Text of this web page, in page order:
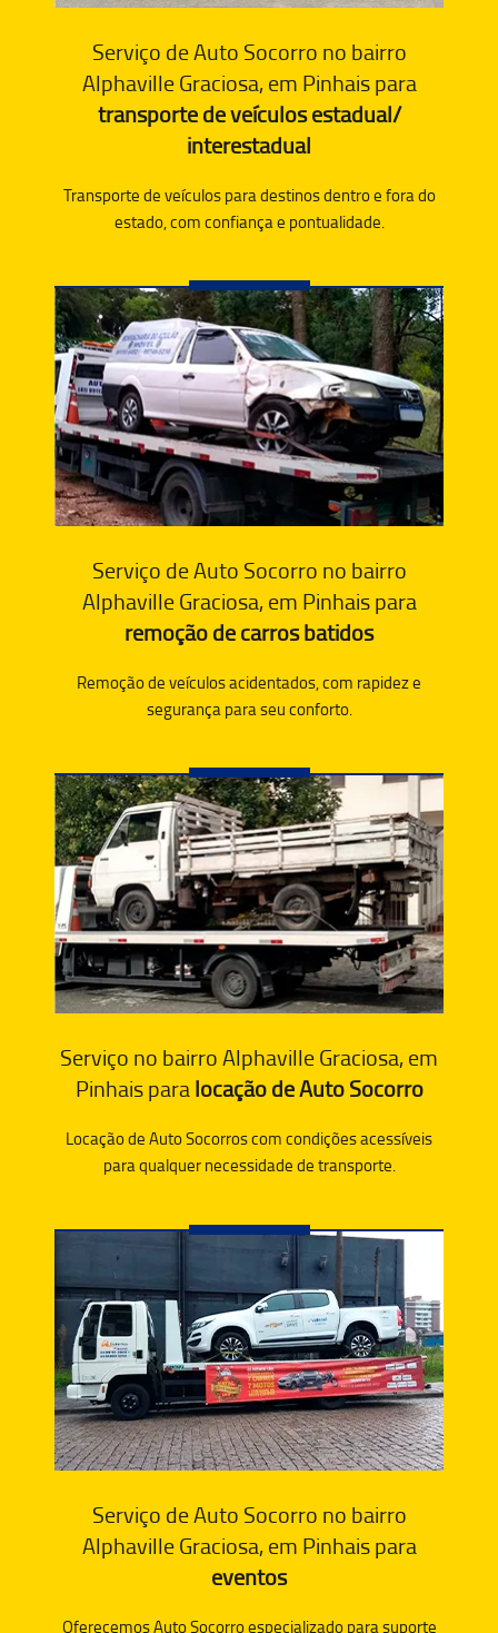
Serviço de Auto Socorro no bairro
Alphaville Graciosa, em Pinhais para
transporte de veículos estadual/
interestadual
Transporte de veículos para destinos dentro e fora do
estado, com confiança e pontualidade.
Serviço de Auto Socorro no bairro
Alphaville Graciosa, em Pinhais para
remoção de carros batidos
Remoção de veículos acidentados, com rapidez e
segurança para seu conforto.
Serviço no bairro Alphaville Graciosa, em
Pinhais paralocação de Auto Socorro
Locação de Auto Socorros com condições acessíveis
para qualquer necessidade de transporte.
Serviço de Auto Socorro no bairro
Alphaville Graciosa, em Pinhais para
eventos
Oferecemos Auto Socorro especializado para suporte